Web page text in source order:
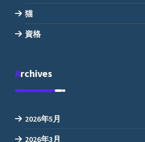
猫
資格
Archives
2026年5月
2026年3月